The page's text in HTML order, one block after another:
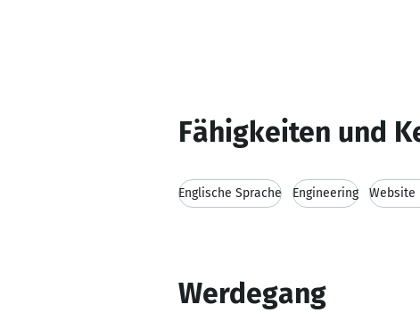
Fähigkeiten und
Englische Sprache Engineering Website
Werdegang